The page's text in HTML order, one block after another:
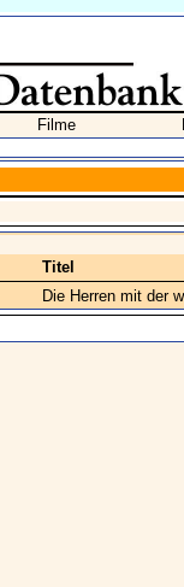
Filme
Titel
Die Herren mit der